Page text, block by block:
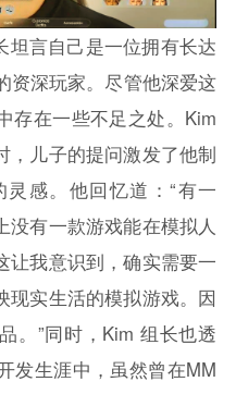
坦言自己是一位拥有长达
资深玩家。尽管他深爱这
存在一些不足之处。Kim
，儿子的提问激发了他制
感。他回忆道：“有一
没有一款游戏能在模拟人
让我意识到，确实需要一
现实生活的模拟游戏。因
。”同时，Kim 组长也透
发生涯中，虽然曾在MM